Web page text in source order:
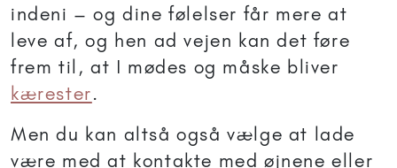
indeni – og dine følelser får mere at
leve af, og hen ad vejen kan det føre
frem til, at I mødes og måske bliver
kærester.
Men du kan altså også vælge at lade
være med at kontakte med øjnene eller